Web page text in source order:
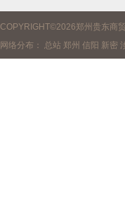
COPYRIGHT©2026郑州贵东商
网络分布： 总站 郑州 信阳 新密